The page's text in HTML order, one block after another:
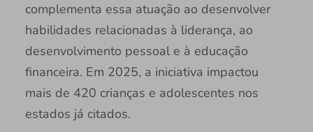
complementa essa atuação ao desenvolver
habilidades relacionadas à liderança, ao
desenvolvimento pessoal e à educação
financeira. Em 2025, a iniciativa impactou
mais de 420 crianças e adolescentes nos
estados já citados.